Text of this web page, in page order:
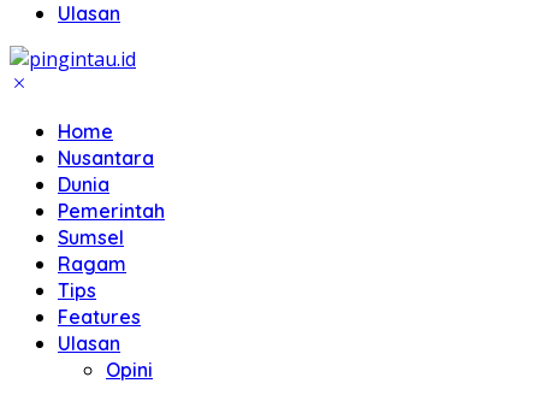
Ulasan
Home
Nusantara
Dunia
Pemerintah
Sumsel
Ragam
Tips
Features
Ulasan
Opini